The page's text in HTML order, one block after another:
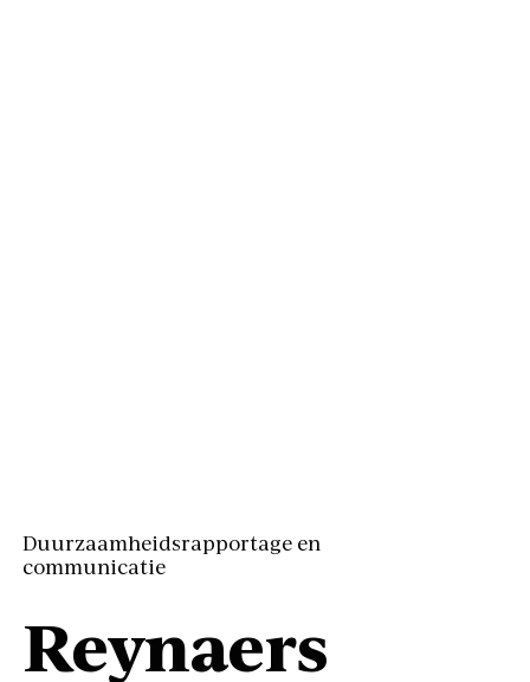
Duurzaamheidsrapportage en
communicatie
Reynaers